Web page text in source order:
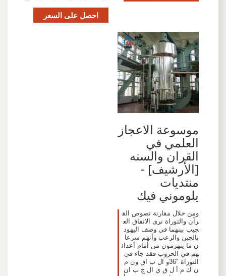
احصل على السعر
موسوعة الاعجاز
العلمي في
القران والسنه
[الأرشيف] -
منتديات
يلوموني فيك
ومن خلال مقارنة نصوص الق
رآن والتوراة نرى الاتفاق الع
جيب بينهما في وصف اليهود
بالجبن والرعب وأنهم سرعا
ن ما ينهزمون من أمام أعدائ
هم في الحروب فقد جاء في
التوراة "36و ال ب اق ون م
ن ك م أ ل ق ي ال ج ب ان